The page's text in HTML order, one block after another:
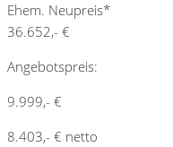
Ehem. Neupreis*
36.652,- €
Angebotspreis:
9.999,- €
8.403,- € netto